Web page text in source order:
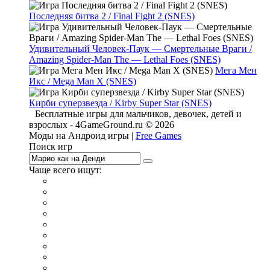
Последняя битва 2 / Final Fight 2 (SNES)
Удивительный Человек-Паук — Смертельные Враги /
Amazing Spider-Man The — Lethal Foes (SNES)
Мега Мен
Икс / Mega Man X (SNES)
Кирби суперзвезда / Kirby Super Star (SNES)
Бесплатные игры для мальчиков, девочек, детей и
взрослых - 4GameGround.ru © 2026
Моды на Андроид игры | Free Games
Поиск игр
Чаще всего ищут: